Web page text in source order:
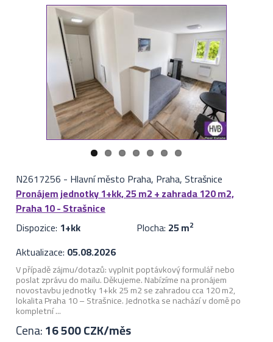
N2617256 - Hlavní město Praha, Praha, Strašnice
Pronájem jednotky 1+kk, 25 m2 + zahrada 120 m2,
Praha 10 - Strašnice
Dispozice: 1+kk Plocha: 25 m2
Aktualizace: 05.08.2026
V případě zájmu/dotazů: vyplnit poptávkový formulář nebo
poslat zprávu do mailu. Děkujeme. Nabízíme na pronájem
novostavbu jednotky 1+kk 25 m2 se zahradou cca 120 m2,
lokalita Praha 10 – Strašnice. Jednotka se nachází v domě po
kompletní ...
Cena:16 500 CZK/měs